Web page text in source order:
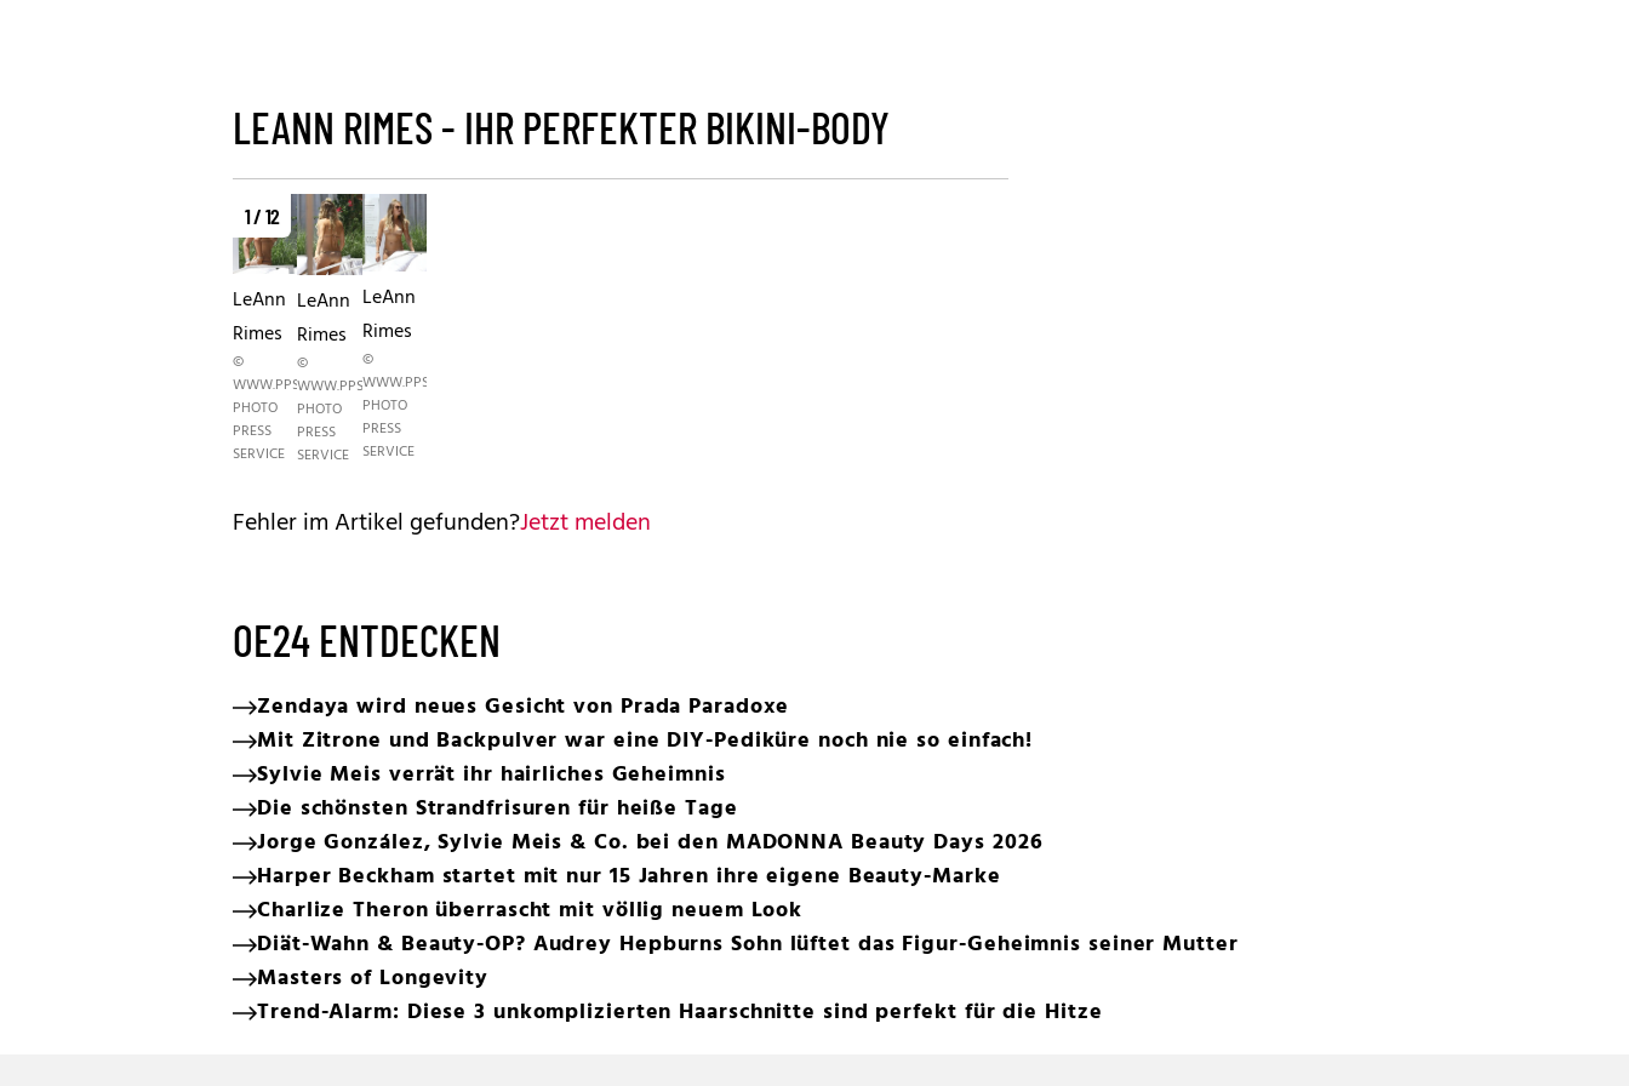
LEANN RIMES - IHR PERFEKTER BIKINI-BODY
1 / 12
LeAnn
Rimes
©
WWW.PPS.AT
PHOTO
PRESS
SERVICE
LeAnn
Rimes
©
WWW.PPS.AT
PHOTO
PRESS
SERVICE
LeAnn
Rimes
©
WWW.PPS.AT
PHOTO
PRESS
SERVICE
Fehler im Artikel gefunden?Jetzt melden
OE24 ENTDECKEN
Zendaya wird neues Gesicht von Prada Paradoxe
Mit Zitrone und Backpulver war eine DIY-Pediküre noch nie so einfach!
Sylvie Meis verrät ihr hairliches Geheimnis
Die schönsten Strandfrisuren für heiße Tage
Jorge González, Sylvie Meis & Co. bei den MADONNA Beauty Days 2026
Harper Beckham startet mit nur 15 Jahren ihre eigene Beauty-Marke
Charlize Theron überrascht mit völlig neuem Look
Diät-Wahn & Beauty-OP? Audrey Hepburns Sohn lüftet das Figur-Geheimnis seiner Mutter
Masters of Longevity
Trend-Alarm: Diese 3 unkomplizierten Haarschnitte sind perfekt für die Hitze